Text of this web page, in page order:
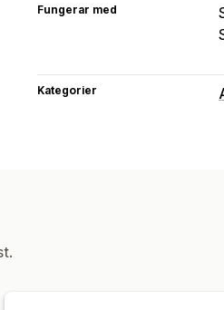
Fungerar med
Kategorier